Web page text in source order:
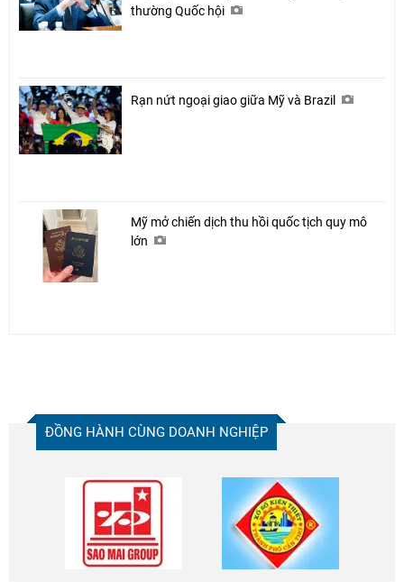
thường Quốc hội
Rạn nứt ngoại giao giữa Mỹ và Brazil
Mỹ mở chiến dịch thu hồi quốc tịch quy mô
lớn
ĐỒNG HÀNH CÙNG DOANH NGHIỆP